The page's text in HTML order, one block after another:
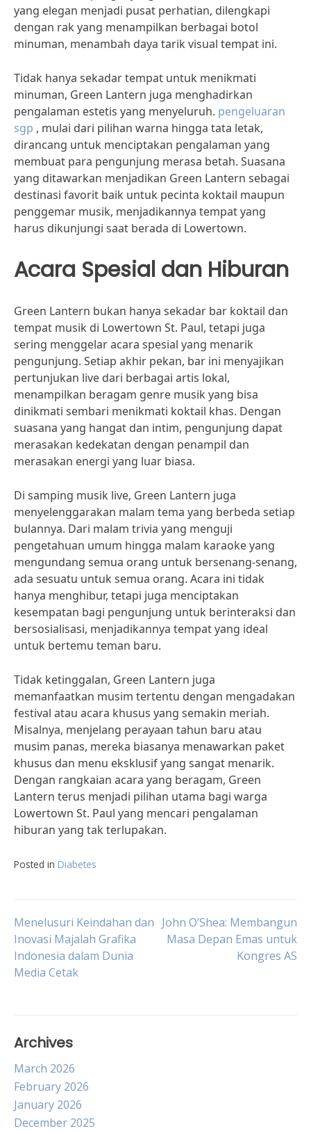
yang elegan menjadi pusat perhatian, dilengkapi
dengan rak yang menampilkan berbagai botol
minuman, menambah daya tarik visual tempat ini.
Tidak hanya sekadar tempat untuk menikmati
minuman, Green Lantern juga menghadirkan
pengalaman estetis yang menyeluruh. pengeluaran
sgp , mulai dari pilihan warna hingga tata letak,
dirancang untuk menciptakan pengalaman yang
membuat para pengunjung merasa betah. Suasana
yang ditawarkan menjadikan Green Lantern sebagai
destinasi favorit baik untuk pecinta koktail maupun
penggemar musik, menjadikannya tempat yang
harus dikunjungi saat berada di Lowertown.
Acara Spesial dan Hiburan
Green Lantern bukan hanya sekadar bar koktail dan
tempat musik di Lowertown St. Paul, tetapi juga
sering menggelar acara spesial yang menarik
pengunjung. Setiap akhir pekan, bar ini menyajikan
pertunjukan live dari berbagai artis lokal,
menampilkan beragam genre musik yang bisa
dinikmati sembari menikmati koktail khas. Dengan
suasana yang hangat dan intim, pengunjung dapat
merasakan kedekatan dengan penampil dan
merasakan energi yang luar biasa.
Di samping musik live, Green Lantern juga
menyelenggarakan malam tema yang berbeda setiap
bulannya. Dari malam trivia yang menguji
pengetahuan umum hingga malam karaoke yang
mengundang semua orang untuk bersenang-senang,
ada sesuatu untuk semua orang. Acara ini tidak
hanya menghibur, tetapi juga menciptakan
kesempatan bagi pengunjung untuk berinteraksi dan
bersosialisasi, menjadikannya tempat yang ideal
untuk bertemu teman baru.
Tidak ketinggalan, Green Lantern juga
memanfaatkan musim tertentu dengan mengadakan
festival atau acara khusus yang semakin meriah.
Misalnya, menjelang perayaan tahun baru atau
musim panas, mereka biasanya menawarkan paket
khusus dan menu eksklusif yang sangat menarik.
Dengan rangkaian acara yang beragam, Green
Lantern terus menjadi pilihan utama bagi warga
Lowertown St. Paul yang mencari pengalaman
hiburan yang tak terlupakan.
Posted in Diabetes
Post
navigation
Menelusuri Keindahan dan
Inovasi Majalah Grafika
Indonesia dalam Dunia
Media Cetak
John O’Shea: Membangun
Masa Depan Emas untuk
Kongres AS
Archives
March 2026
February 2026
January 2026
December 2025